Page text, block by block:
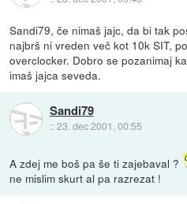
Sandi79, če nimaš jajc, da bi tak
najbrš ni vreden več kot 10k SIT,
overclocker. Dobro se pozanimaj
imaš jajca seveda.
Sandi79
::23. dec 2001, 00:55
A zdej me boš pa še ti zajebaval ?
ne mislim skurt al pa razrezat !